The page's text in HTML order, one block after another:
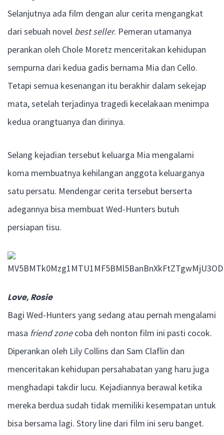
Selanjutnya ada film dengan alur cerita mengangkat
dari sebuah novel best seller. Pemeran utamanya
perankan oleh Chole Moretz menceritakan kehidupan
sempurna dari kedua gadis bernama Mia dan Cello.
Tetapi semua kesenangan itu berakhir dalam sekejap
mata, setelah terjadinya tragedi kecelakaan menimpa
kedua orangtuanya dan dirinya.
Selang kejadian tersebut keluarga Mia mengalami
koma membuatnya kehilangan anggota keluarganya
satu persatu. Mendengar cerita tersebut berserta
adegannya bisa membuat Wed-Hunters butuh
persiapan tisu.
Love, Rosie
Bagi Wed-Hunters yang sedang atau pernah mengalami
masa friend zonecoba deh nonton film ini pasti cocok.
Diperankan oleh Lily Collins dan Sam Claflin dan
menceritakan kehidupan persahabatan yang haru juga
menghadapi takdir lucu. Kejadiannya berawal ketika
mereka berdua sudah tidak memiliki kesempatan untuk
bisa bersama lagi. Story line dari film ini seru banget.